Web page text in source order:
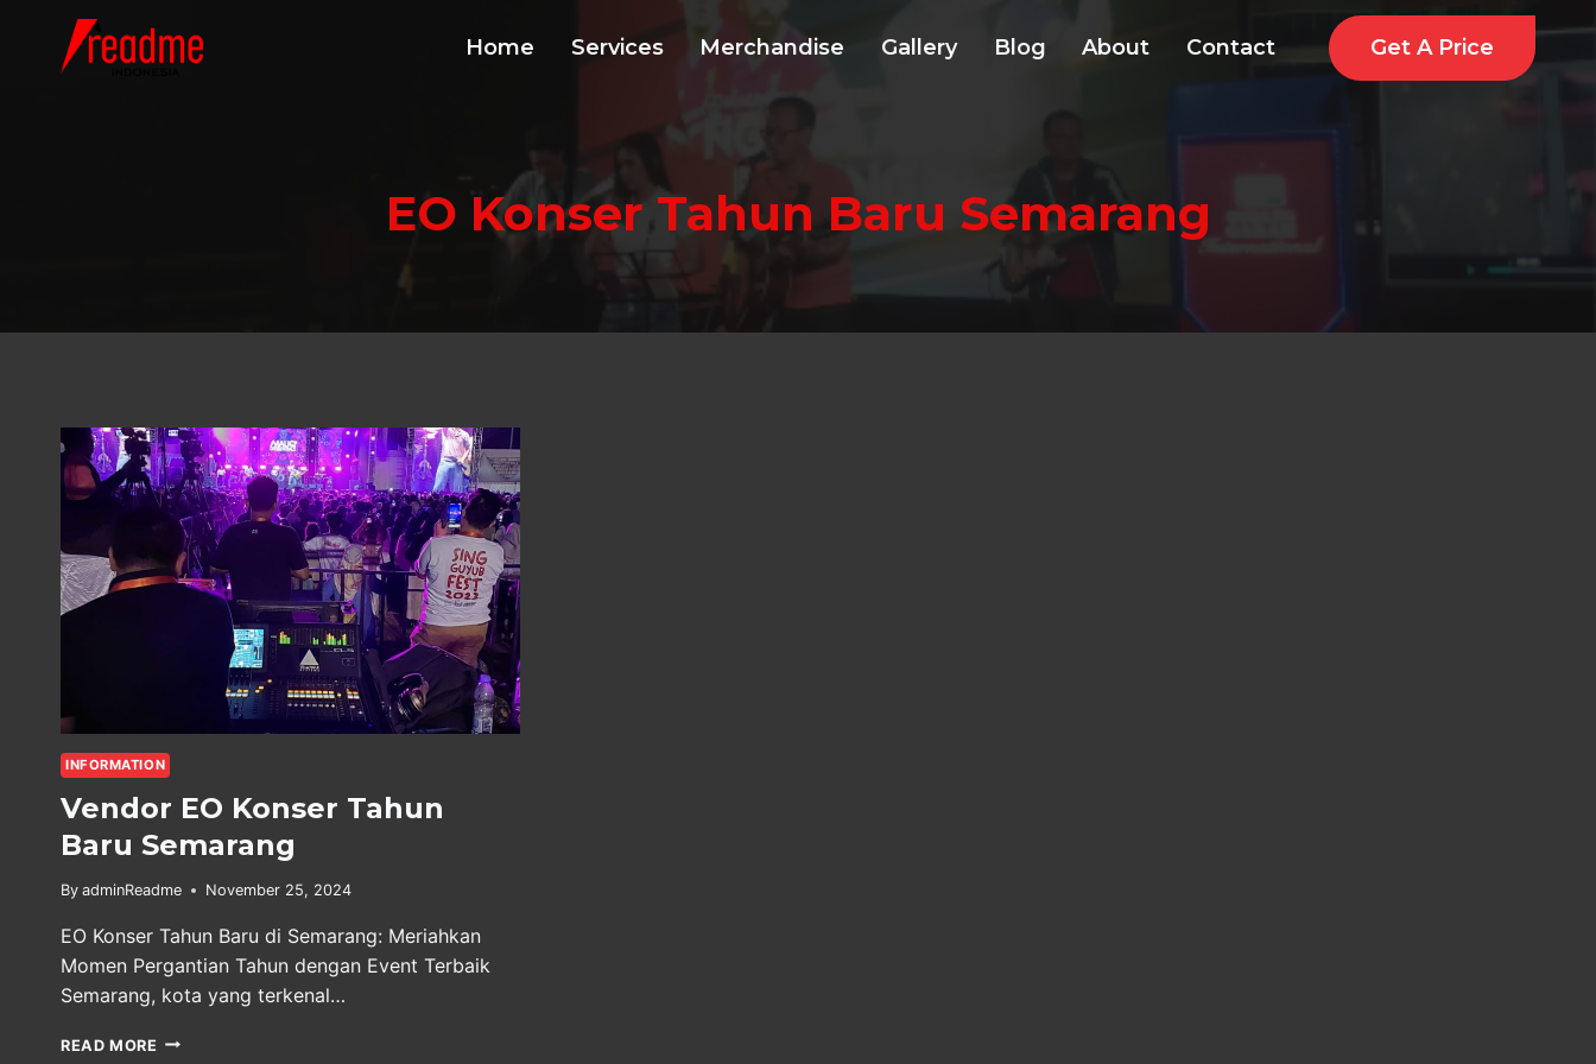
content
Home Services Merchandise Gallery Blog About Contact Get A Price
EO Konser Tahun Baru Semarang
INFORMATION
Vendor EO Konser Tahun
Baru Semarang
By adminReadme November 25, 2024
EO Konser Tahun Baru di Semarang: Meriahkan
Momen Pergantian Tahun dengan Event Terbaik
Semarang, kota yang terkenal…
READ MORE VENDOR